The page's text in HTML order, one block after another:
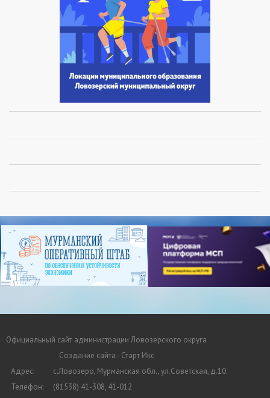
Официальный сайт администрации Ловозерского округа
Создание сайта - Старт Икс
Адрес:
с.Ловозеро, Мурманская обл., ул.Советская, д.10.
Телефон:
(81538) 41-308, 41-012